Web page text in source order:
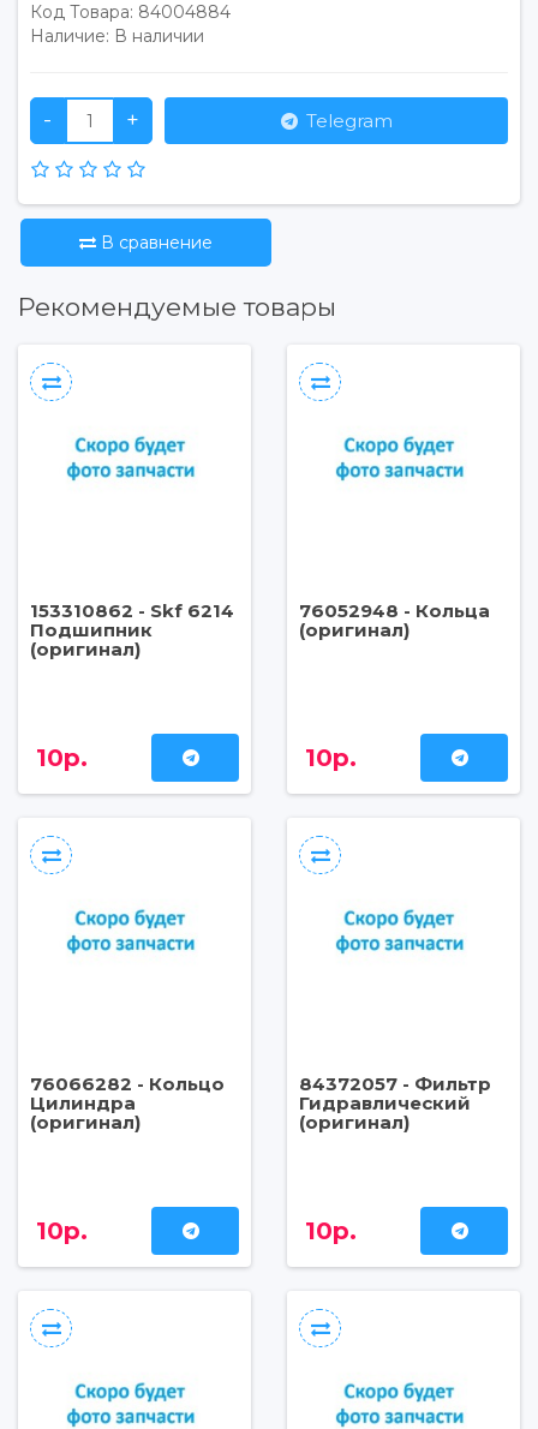
Код Товара: 84004884
Наличие: В наличии
- + Telegram
В сравнение
Рекомендуемые товары
153310862 - Skf 6214
Подшипник
(оригинал)
10р.
76052948 - Кольца
(оригинал)
10р.
76066282 - Кольцо
Цилиндра
(оригинал)
10р.
84372057 - Фильтр
Гидравлический
(оригинал)
10р.